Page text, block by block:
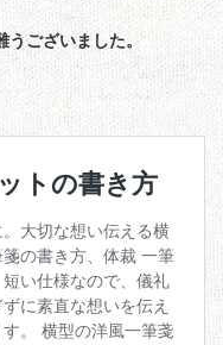
ざいました。